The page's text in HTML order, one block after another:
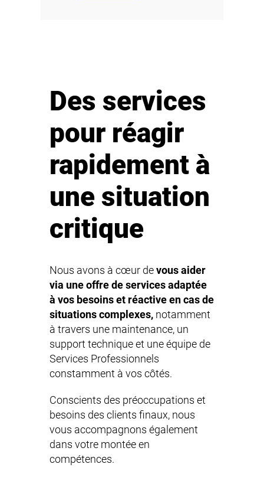
Des services
pour réagir
rapidement à
une situation
critique
Nous avons à cœur de vous aider
via une offre de services adaptée
à vos besoins et réactive en cas de
situations complexes, notamment
à travers une maintenance, un
support technique et une équipe de
Services Professionnels
constamment à vos côtés.
Conscients des préoccupations et
besoins des clients finaux, nous
vous accompagnons également
dans votre montée en
compétences.